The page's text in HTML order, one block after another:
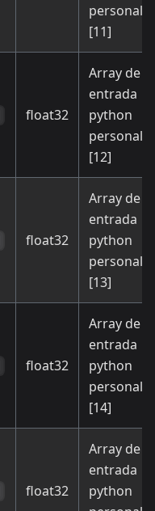
[11]
float32
Array de
entrada
python
[12]
float32
Array de
entrada
python
[13]
float32
Array de
entrada
python
[14]
float32
Array de
entrada
python